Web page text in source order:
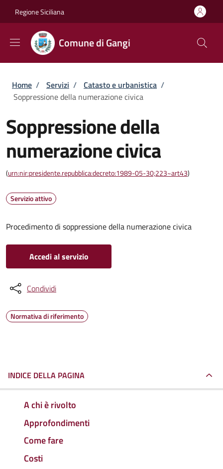
Regione Siciliana
Comune di Gangi
Briciole di pane
Home / Servizi / Catasto e urbanistica /
Soppressione della numerazione civica
Soppressione della
numerazione civica
(urn:nir:presidente.repubblica:decreto:1989-05-30;223~art43)
Servizio attivo
Procedimento di soppressione della numerazione civica
Accedi al servizio
Condividi
Normativa di riferimento
INDICE DELLA PAGINA
A chi è rivolto
Approfondimenti
Come fare
Costi